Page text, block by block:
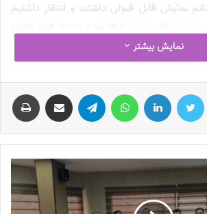
نمایش قابل قبولی داشتند و انتظار داشتیم
گل توانستیم بازی را ببریم. به بازیکنان خسته
پیکان ادامه داد: بازی هفته بعد ما مقابل
است و نیاز به سه امتیاز بازی داریم‌. اگر
و در نیم فصل دوم مقابل ملوان امتیاز بگیریم از
صعود خواهیم کرد‌. دو بازی آینده برای ما
عدم صدور کارت بازی بازیکنانش گفت: مشکل
نمایش بیشتر